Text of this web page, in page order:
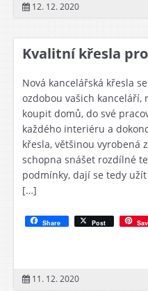
12. 12. 2020
Kvalitní křesla
Nová kancelářská křesla
ozdobou vašich kanceláří,
koupit domů, do své
každého interiéru a
křesla, většinou vyrobená
schopna snášet rozdílné
podmínky, dají se tedy
[…]
Share Post
11. 12. 2020